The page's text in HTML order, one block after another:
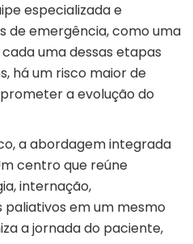
especializada e
de emergência, como uma
uma dessas etapas
há um risco maior de
a evolução do
a abordagem integrada
centro que reúne
internação,
em um mesmo
a jornada do paciente,